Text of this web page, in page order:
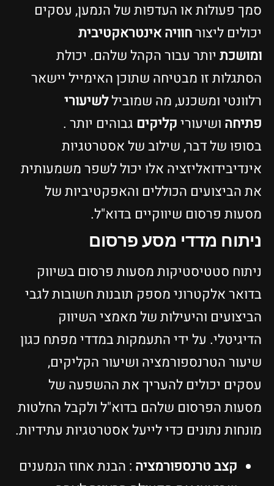
סמך פעולות או העדפות של הנמען, עסקים
יכולים ליצורחוויה אינטראקטיבית
ומושכת יותר עבור הקהל שלהם. יכולת
הסתגלות זו מבטיחה שתוכן האימייל יישאר
רלוונטי ומשכנע, מה שמוביללשיעורי
פתיחה ושיעוריקליקים גבוהים יותר .
בסופו של דבר, שילוב של אסטרטגיות
אינדיבידואליזציה אלו יכול לשפר משמעותית
את הביצועים הכוללים והאפקטיביות של
מסעות פרסום שיווקיים בדוא"ל.
ניתוח מדדי מסע פרסום
ניתוח סטטיסטיקות מסעות פרסום בשיווק
בדואר אלקטרוני מספק תובנות חשובות לגבי
הביצועים והיעילות של מאמצי השיווק
הדיגיטלי. על ידי התעמקות במדדי מפתח כגון
שיעור הטרנספורמציה ושיעור הקליקים,
עסקים יכולים להעריך את ההשפעה של
מסעות הפרסום שלהם בדוא"ל ולקבל החלטות
מונחות נתונים כדי לייעל אסטרטגיות עתידיות.
קצב טרנספורמציה : הבנת אחוז הנמענים